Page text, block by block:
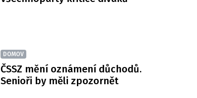
DOMOV
ČSSZ mění oznámení důchodů.
Senioři by měli zpozornět